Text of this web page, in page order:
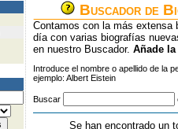
Buscador de
Contamos con la más extensa
día con varias biografías
en nuestro Buscador. Añade
Introduce el nombre o apellido de la
ejemplo: Albert Eistein
Buscar
Se han encontrado un